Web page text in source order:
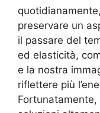
preservare un
il passare del
ed elasticità,
e la nostra
riflettere più